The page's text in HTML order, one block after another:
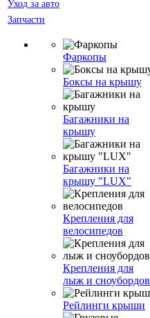
Уход за авто
Запчасти
Фаркопы
Боксы на крышу
Багажники на
крышу
Багажники на
крышу "LUX"
Крепления для
велосипедов
Крепления для
лыж и сноубордов
Рейлинги крыши